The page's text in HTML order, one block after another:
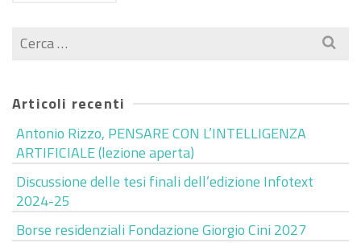
Cerca
per:
Articoli recenti
Antonio Rizzo, PENSARE CON L’INTELLIGENZA
ARTIFICIALE (lezione aperta)
Discussione delle tesi finali dell’edizione Infotext
2024-25
Borse residenziali Fondazione Giorgio Cini 2027